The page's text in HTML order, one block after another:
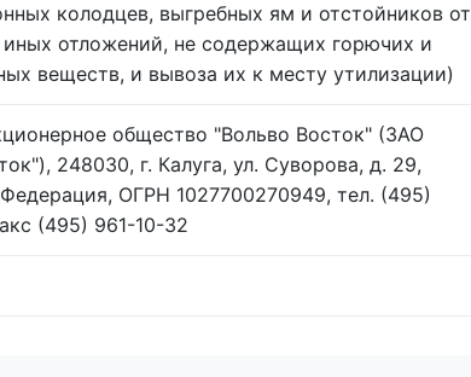
колодцев, выгребных ям и отстойников от
иных отложений, не содержащих горючих и
веществ, и вывоза их к месту утилизации)
общество "Вольво Восток" (ЗАО
248030, г. Калуга, ул. Суворова, д. 29,
ОГРН 1027700270949, тел. (495)
(495) 961-10-32